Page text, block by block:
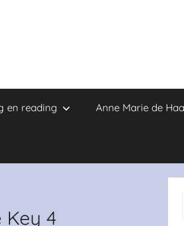
en reading Anne Marie de
Key 4